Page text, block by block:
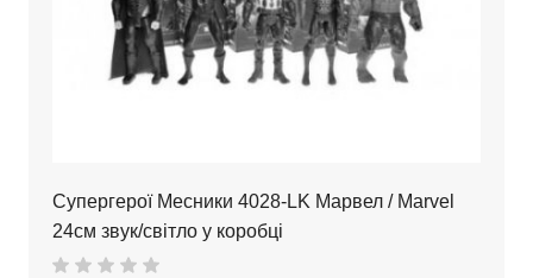
Супергерої Месники 4028-LK Марвел / Marvel
24см звук/світло у коробці